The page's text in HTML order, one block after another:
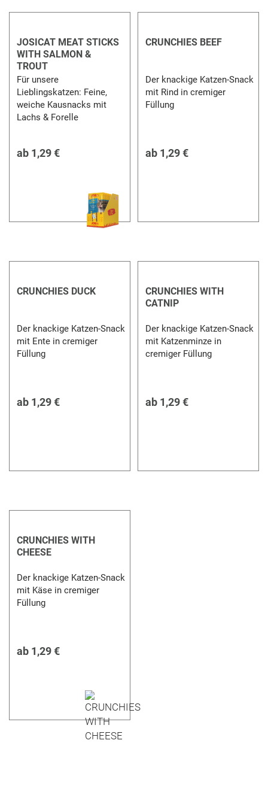
JOSICAT MEAT STICKS
WITH SALMON &
TROUT
Für unsere
Lieblingskatzen: Feine,
weiche Kausnacks mit
Lachs & Forelle
ab 1,29 €
CRUNCHIES BEEF
Der knackige Katzen-Snack
mit Rind in cremiger
Füllung
ab 1,29 €
CRUNCHIES DUCK
Der knackige Katzen-Snack
mit Ente in cremiger
Füllung
ab 1,29 €
CRUNCHIES WITH
CATNIP
Der knackige Katzen-Snack
mit Katzenminze in
cremiger Füllung
ab 1,29 €
CRUNCHIES WITH
CHEESE
Der knackige Katzen-Snack
mit Käse in cremiger
Füllung
ab 1,29 €